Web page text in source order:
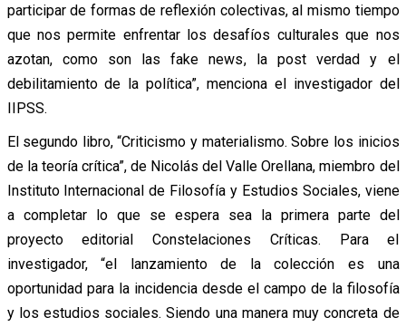
participar de formas de reflexión colectivas, al mismo tiempo
que nos permite enfrentar los desafíos culturales que nos
azotan, como son las fake news, la post verdad y el
debilitamiento de la política”, menciona el investigador del
IIPSS.
El segundo libro, “Criticismo y materialismo. Sobre los inicios
de la teoría crítica”, de Nicolás del Valle Orellana, miembro del
Instituto Internacional de Filosofía y Estudios Sociales, viene
a completar lo que se espera sea la primera parte del
proyecto editorial Constelaciones Críticas. Para el
investigador, “el lanzamiento de la colección es una
oportunidad para la incidencia desde el campo de la filosofía
y los estudios sociales. Siendo una manera muy concreta de